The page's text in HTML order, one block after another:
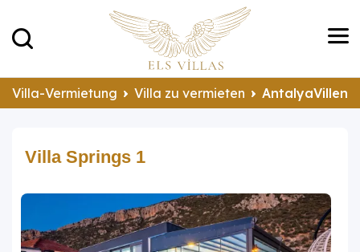
Villa-Vermietung Villa zu vermieten AntalyaVillen
Villa Springs 1